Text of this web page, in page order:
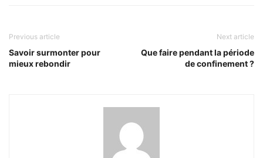
Previous article
Savoir surmonter pour
mieux rebondir
Next article
Que faire pendant la période
de confinement ?